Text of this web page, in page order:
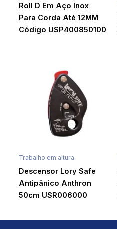
Roll D Em Aço Inox
Para Corda Até 12MM
Código USP400850100
Trabalho em altura
Descensor Lory Safe
Antipânico Anthron
50cm USR006000